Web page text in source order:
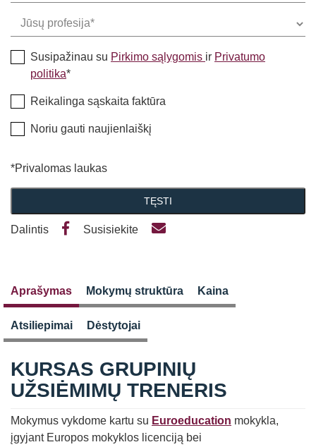
Susipažinau su Pirkimo sąlygomis ir Privatumo
politika*
Reikalinga sąskaita faktūra
Noriu gauti naujienlaiškį
*Privalomas laukas
TĘSTI
Dalintis Susisiekite
Aprašymas Mokymų struktūra Kaina
Atsiliepimai Dėstytojai
KURSAS GRUPINIŲ
UŽSIĖMIMŲ TRENERIS
Mokymus vykdome kartu su Euroeducation mokykla,
įgyjant Europos mokyklos licenciją bei